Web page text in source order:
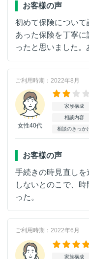
お客様の声
初めて保険について
あった保険を丁寧
ったと思いました。
ご利用時期：2022年8月
女性40代
家族構成
相談内容
相談のきっか
お客様の声
手続きの時見直し
しないとのこで、
った。
ご利用時期：2022年6月
家族構成